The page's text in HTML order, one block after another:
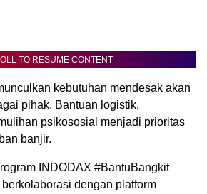
TO RESUME CONTENT
kebutuhan mendesak akan
pihak. Bantuan logistik,
psikososial menjadi prioritas
banjir.
INDODAX #BantuBangkit
dengan platform